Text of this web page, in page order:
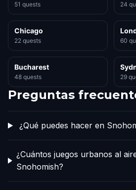
51 quests 24
Chicago
22 quests 60
Bucharest
48 quests 29
Preguntas
¿Qué puedes hacer en
¿Cuántos juegos urbanos al
Snohomish?